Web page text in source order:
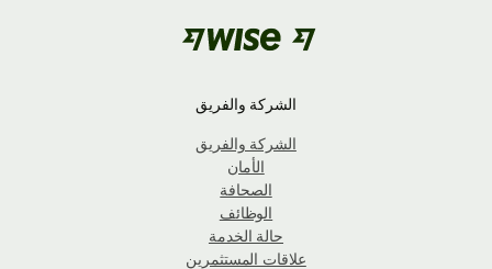
الشركة والفريق
الشركة والفريق
الأمان
الصحافة
الوظائف
حالة الخدمة
علاقات المستثمرين